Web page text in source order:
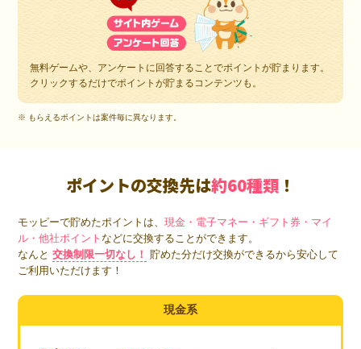
無料ゲームや、アンケートに回答することでポイントが貯まります。
クリックするだけでポイントが貯まるコンテンツも。
※ もらえるポイントは案件毎に異なります。
ポイントの交換先は約60種類 ！
モッピーで貯めたポイントは、現金・電子マネー・ギフト券・マイ
ル・他社ポイントなどに交換することができます。
なんと 交換制限一切なし！
貯めた分だけ交換ができるから安心して
ご利用いただけます！
現金系